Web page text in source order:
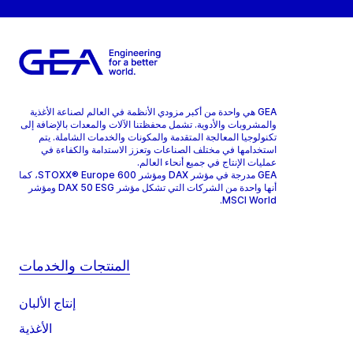
GEA هي واحدة من أكبر مزودي الأنظمة في العالم لصناعة الأغذية
والمشروبات والأدوية. تشمل محفظتنا الآلات والمعدات بالإضافة إلى
تكنولوجيا المعالجة المتقدمة والمكونات والخدمات الشاملة. يتم
استخدامها في مختلف الصناعات وتعزز الاستدامة والكفاءة في
عمليات الإنتاج في جميع أنحاء العالم.
GEA مدرجة في مؤشر DAX ومؤشر STOXX® Europe 600، كما
أنها واحدة من الشركات التي تشكل مؤشر DAX 50 ESG ومؤشر
MSCI World.
المنتجات والخدمات
إنتاج الألبان
الأغذية